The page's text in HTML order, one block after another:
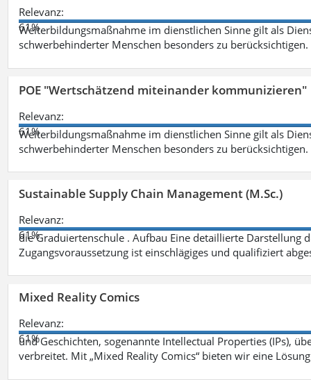
Relevanz:
61%
Weiterbildungsmaßnahme im dienstlichen Sinne gilt als
schwerbehinderter Menschen besonders zu berücksichtigen.
POE "Wertschätzend miteinander kommunizieren"
Relevanz:
61%
Weiterbildungsmaßnahme im dienstlichen Sinne gilt als
schwerbehinderter Menschen besonders zu berücksichtigen.
Sustainable Supply Chain Management (M.Sc.)
Relevanz:
61%
die Graduiertenschule . Aufbau Eine detaillierte Darstellung
Zugangsvoraussetzung ist einschlägiges und qualifiziert
Mixed Reality Comics
Relevanz:
61%
und Geschichten, sogenannte Intellectual Properties (IPs),
verbreitet. Mit „Mixed Reality Comics“ bieten wir eine